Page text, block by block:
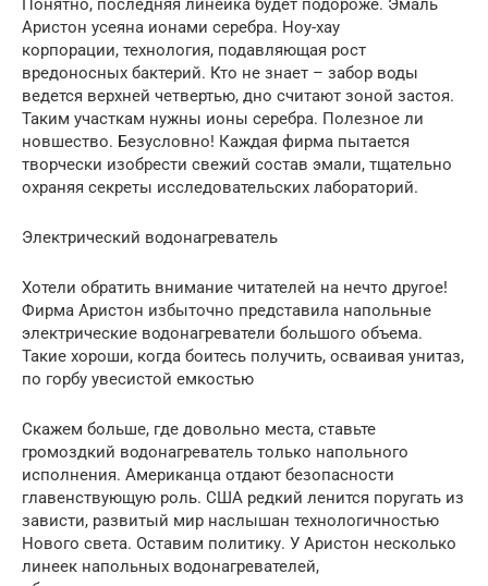
Аристон усеяна ионами серебра. Ноу-хау
корпорации, технология, подавляющая рост
вредоносных бактерий. Кто не знает – забор воды
ведется верхней четвертью, дно считают зоной застоя.
Таким участкам нужны ионы серебра. Полезное ли
новшество. Безусловно! Каждая фирма пытается
творчески изобрести свежий состав эмали, тщательно
охраняя секреты исследовательских лабораторий.
Электрический водонагреватель
Хотели обратить внимание читателей на нечто другое!
Фирма Аристон избыточно представила напольные
электрические водонагреватели большого объема.
Такие хороши, когда боитесь получить, осваивая унитаз,
по горбу увесистой емкостью
Скажем больше, где довольно места, ставьте
громоздкий водонагреватель только напольного
исполнения. Американца отдают безопасности
главенствующую роль. США редкий ленится поругать из
зависти, развитый мир наслышан технологичностью
Нового света. Оставим политику. У Аристон несколько
линеек напольных водонагревателей,